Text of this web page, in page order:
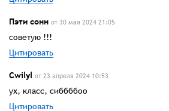
Пэти сонн от 30 мая 2024 21:05
советую !!!
Цитировать
Cwilyl от 23 апреля 2024 10:53
ух, класс, сиббббоо
Цитировать